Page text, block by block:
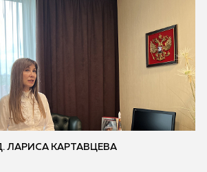
ЛАРИСА КАРТАВЦЕВА